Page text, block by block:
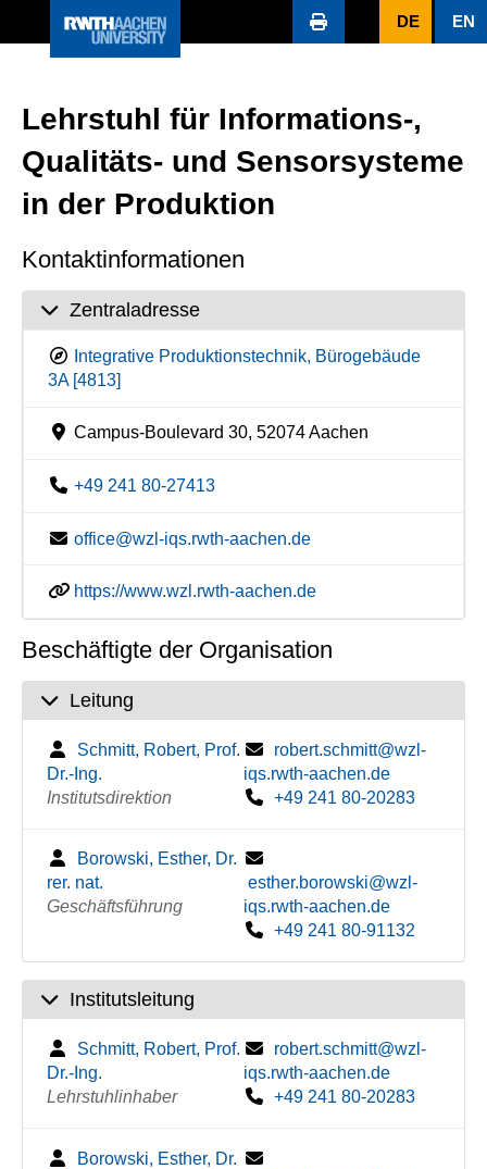
DE EN
Lehrstuhl für Informations-,
Qualitäts- und Sensorsysteme
in der Produktion
Kontaktinformationen
Zentraladresse
Integrative Produktionstechnik, Bürogebäude
3A [4813]
Campus-Boulevard 30, 52074 Aachen
+49 241 80-27413
office@wzl-iqs.rwth-aachen.de
https://www.wzl.rwth-aachen.de
Beschäftigte der Organisation
Leitung
Schmitt, Robert, Prof.
Dr.-Ing.
Institutsdirektion
robert.schmitt@wzl-
iqs.rwth-aachen.de
+49 241 80-20283
Borowski, Esther, Dr.
rer. nat.
Geschäftsführung
esther.borowski@wzl-
iqs.rwth-aachen.de
+49 241 80-91132
Institutsleitung
Schmitt, Robert, Prof.
Dr.-Ing.
Lehrstuhlinhaber
robert.schmitt@wzl-
iqs.rwth-aachen.de
+49 241 80-20283
Borowski, Esther, Dr.